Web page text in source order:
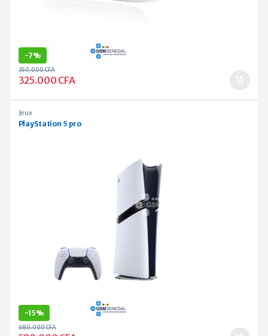
-7%
325.000 CFA
350.000CFA
Jeux
PlayStation 5 pro
-15%
680.000CFA